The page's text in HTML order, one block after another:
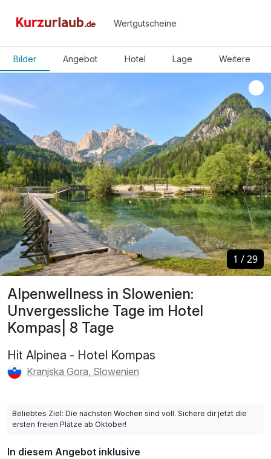
Wertgutscheine
Bilder Angebot Hotel Lage Weitere
Alpenwellness in Slowenien:
Unvergessliche Tage im Hotel
Kompas| 8 Tage
Hit Alpinea - Hotel Kompas
Kranjska Gora, Slowenien
1 /29
1 /29
Beliebtes Ziel: Die nächsten Wochen sind voll. Sichere dir jetzt die
ersten freien Plätze ab Oktober!
In diesem Angebot inklusive